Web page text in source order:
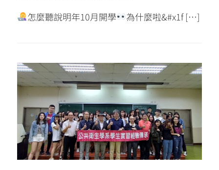
怎麼聽說明年10月開學 為什麼啦&#x1f […]